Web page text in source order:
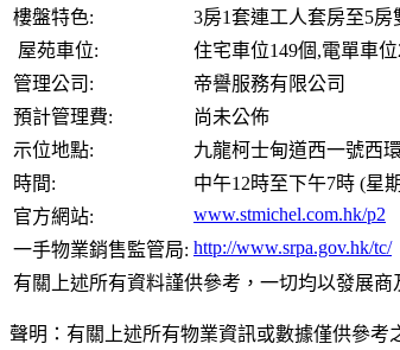
樓盤特色:
3房1套連工人套房至5
屋苑車位:
住宅車位149個,電單車位
管理公司:
帝譽服務有限公司
預計管理費:
尚未公佈
示位地點:
九龍柯士甸道西一號西
時間:
中午12時至下午7時 (星
官方網站:
www.stmichel.com.hk/p2
一手物業銷售監管局: http://www.srpa.gov.hk/tc/
有關上述所有資料謹供參考，一切均以發展商
聲明：有關上述所有物業資訊或數據僅供參